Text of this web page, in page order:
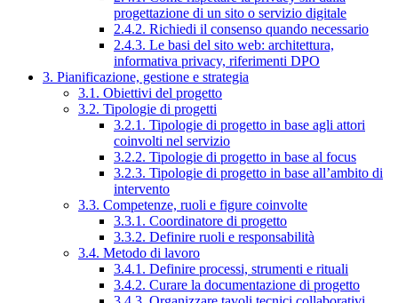
progettazione di un sito o servizio digitale
2.4.2. Richiedi il consenso quando necessario
2.4.3. Le basi del sito web: architettura,
informativa privacy, riferimenti DPO
3. Pianificazione, gestione e strategia
3.1. Obiettivi del progetto
3.2. Tipologie di progetti
3.2.1. Tipologie di progetto in base agli attori
coinvolti nel servizio
3.2.2. Tipologie di progetto in base al focus
3.2.3. Tipologie di progetto in base all’ambito di
intervento
3.3. Competenze, ruoli e figure coinvolte
3.3.1. Coordinatore di progetto
3.3.2. Definire ruoli e responsabilità
3.4. Metodo di lavoro
3.4.1. Definire processi, strumenti e rituali
3.4.2. Curare la documentazione di progetto